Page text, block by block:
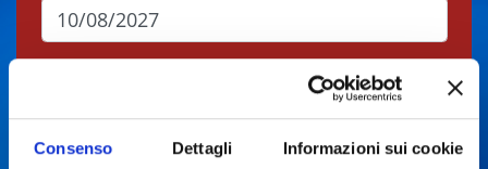
Consenso Dettagli Informazioni sui cookie